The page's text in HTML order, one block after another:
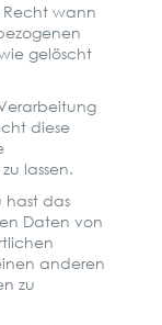
Recht wann
gelöscht
diese
lassen.
hast das
Daten von
anderen
zu